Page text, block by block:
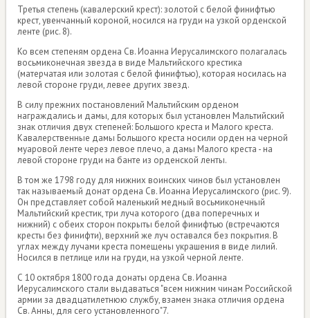
Третья степень (кавалерский крест): золотой с белой финифтью
крест, увенчанный короной, носился на груди на узкой орденской
ленте (рис. 8).
Ко всем степеням ордена Св. Иоанна Иерусалимского полагалась
восьмиконечная звезда в виде Мальтийского крестика
(матерчатая или золотая с белой финифтью), которая носилась на
левой стороне груди, левее других звезд.
В силу прежних постановлений Мальтийским орденом
награждались и дамы, для которых был установлен Мальтийский
знак отличия двух степеней: Большого креста и Малого креста.
Кавалерственные дамы Большого креста носили орден на черной
муаровой ленте через левое плечо, а дамы Малого креста - на
левой стороне груди на банте из орденской ленты.
В том же 1798 году для нижних воинских чинов был установлен
так называемый донат ордена Св. Иоанна Иерусалимского (рис. 9).
Он представляет собой маленький медный восьмиконечный
Мальтийский крестик, три луча которого (два поперечных и
нижний) с обеих сторон покрыты белой финифтью (встречаются
кресты без финифти), верхний же луч оставался без покрытия. В
углах между лучами креста помещены украшения в виде лилий.
Носился в петлице или на груди, на узкой черной ленте.
С 10 октября 1800 года донаты ордена Св. Иоанна
Иерусалимского стали выдаваться "всем нижним чинам Российской
армии за двадцатилетнюю службу, взамен знака отличия ордена
Св. Анны, для сего установленного"7.